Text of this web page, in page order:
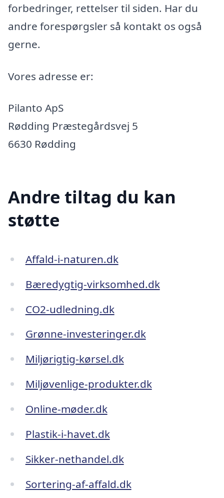
forbedringer, rettelser til siden. Har du
andre forespørgsler så kontakt os også
gerne.
Vores adresse er:
Pilanto ApS
Rødding Præstegårdsvej 5
6630 Rødding
Andre tiltag du kan
støtte
Affald-i-naturen.dk
Bæredygtig-virksomhed.dk
CO2-udledning.dk
Grønne-investeringer.dk
Miljørigtig-kørsel.dk
Miljøvenlige-produkter.dk
Online-møder.dk
Plastik-i-havet.dk
Sikker-nethandel.dk
Sortering-af-affald.dk